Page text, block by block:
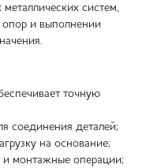
систем,
и выполнении
точную
соединения деталей;
на основание;
и монтажные операции;